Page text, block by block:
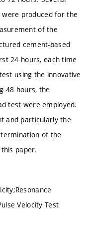
produced for the
of the
cement-based
24 hours, each time
using the innovative
48 hours, the
test were employed.
and particularly the
of the
paper.
Velocity Test